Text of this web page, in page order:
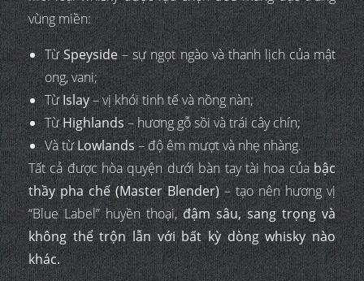
vùng miền:
TừSpeyside– sự ngọt ngào và thanh lịch của mật
ong, vani;
TừIslay– vị khói tinh tế và nồng nàn;
TừHighlands– hương gỗ sồi và trái cây chín;
Và từLowlands– độ êm mượt và nhẹ nhàng.
Tất cả được hòa quyện dưới bàn tay tài hoa củabậc
thầy pha chế (Master Blender)– tạo nên hương vị
“Blue Label” huyền thoại,đậm sâu, sang trọng và
không thể trộn lẫn với bất kỳ dòng whisky nào
khác.